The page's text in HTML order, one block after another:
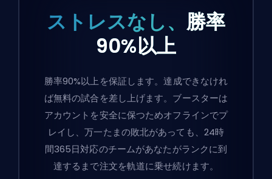
ストレスなし、勝率
90%以上
勝率90%以上を保証します。達成できなけれ
ば無料の試合を差し上げます。ブースターは
アカウントを安全に保つためオフラインでプ
レイし、万一たまの敗北があっても、24時
間365日対応のチームがあなたがランクに到
達するまで注文を軌道に乗せ続けます。